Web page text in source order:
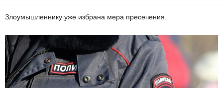
Злоумышленнику уже избрана мера пресечения.